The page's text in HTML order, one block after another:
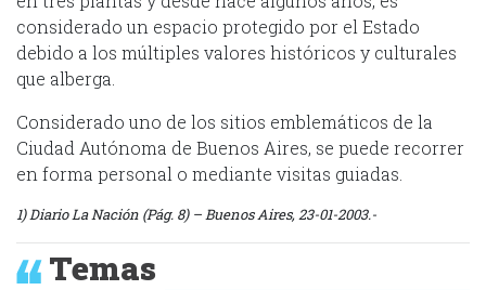
considerado un espacio protegido por el Estado
debido a los múltiples valores históricos y culturales
que alberga.
Considerado uno de los sitios emblemáticos de la
Ciudad Autónoma de Buenos Aires, se puede recorrer
en forma personal o mediante visitas guiadas.
1) Diario La Nación (Pág. 8) – Buenos Aires, 23-01-2003.-
Temas